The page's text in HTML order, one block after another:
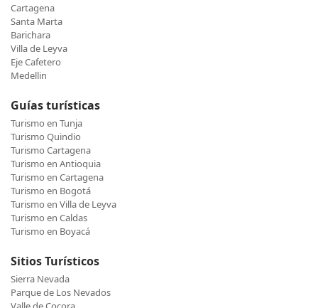
Cartagena
Santa Marta
Barichara
Villa de Leyva
Eje Cafetero
Medellin
Guías turísticas
Turismo en Tunja
Turismo Quindio
Turismo Cartagena
Turismo en Antioquia
Turismo en Cartagena
Turismo en Bogotá
Turismo en Villa de Leyva
Turismo en Caldas
Turismo en Boyacá
Sitios Turísticos
Sierra Nevada
Parque de Los Nevados